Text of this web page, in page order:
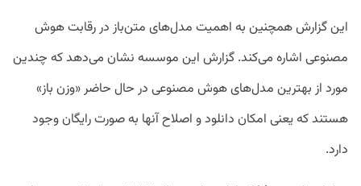
این گزارش همچنین به اهمیت مدل‌های متن‌باز در رقابت هوش
مصنوعی اشاره می‌کند. گزارش این موسسه نشان می‌دهد که چندین
مورد از بهترین مدل‌های هوش مصنوعی در حال حاضر «وزن‌ باز»
هستند که یعنی امکان دانلود و اصلاح آنها به صورت رایگان وجود
دارد.